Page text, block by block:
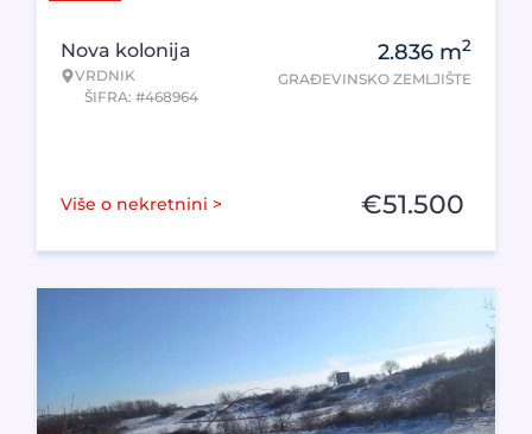
Nova kolonija
VRDNIK
ŠIFRA: #468964
2.836 m2
GRAĐEVINSKO ZEMLJIŠTE
Više o nekretnini > €51.500